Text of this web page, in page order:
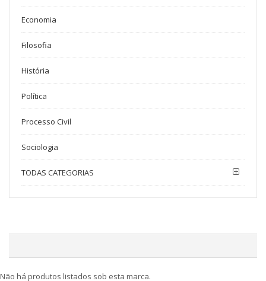
Economia
Filosofia
História
Política
Processo Civil
Sociologia
TODAS CATEGORIAS
Não há produtos listados sob esta marca.